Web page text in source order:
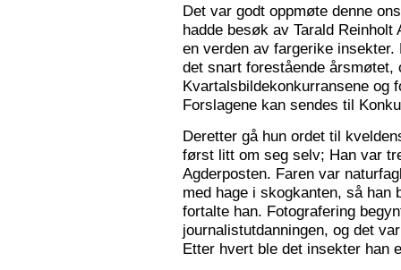
Det var godt oppmøte denne
hadde besøk av Tarald
en verden av fargerike
det snart forestående
Kvartalsbildekonkurransene og
Forslagene kan sendes til
Deretter gå hun ordet til
først litt om seg selv; Han var
Agderposten. Faren var
med hage i skogkanten, så han
fortalte han. Fotografering
journalistutdanningen, og det
Etter hvert ble det insekter han